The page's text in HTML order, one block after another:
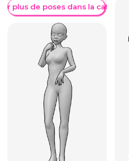
plus de poses dans la catégorie